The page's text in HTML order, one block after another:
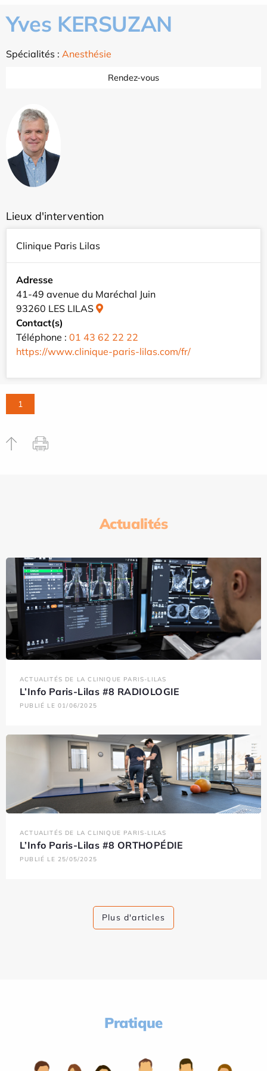
Yves KERSUZAN
Spécialités : Anesthésie
Rendez-vous
Lieux d'intervention
Clinique Paris Lilas
Adresse
41-49 avenue du Maréchal Juin
93260 LES LILAS
Contact(s)
Téléphone : 01 43 62 22 22
https://www.clinique-paris-lilas.com/fr/
1
Actualités
ACTUALITÉS DE LA CLINIQUE PARIS-LILAS
L’Info Paris-Lilas #8 RADIOLOGIE
PUBLIÉ LE 01/06/2025
ACTUALITÉS DE LA CLINIQUE PARIS-LILAS
L’Info Paris-Lilas #8 ORTHOPÉDIE
PUBLIÉ LE 25/05/2025
Plus d'articles
Pratique